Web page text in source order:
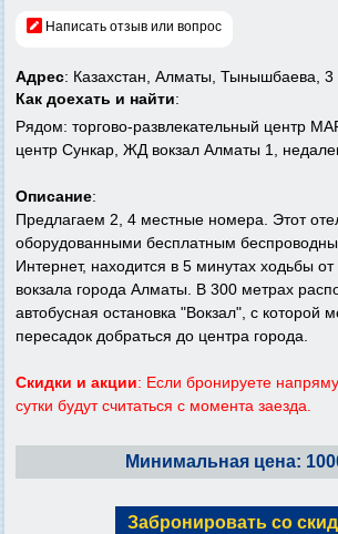
Написать отзыв или вопрос
Адрес: Казахстан, Алматы, Тынышбаева, 3
Как доехать и найти:
Рядом: торгово-развлекательный центр
центр Сункар, ЖД вокзал Алматы 1,
Описание:
Предлагаем 2, 4 местные номера. Этот
оборудованными бесплатным
Интернет, находится в 5 минутах ходьбы
вокзала города Алматы. В 300 метрах
автобусная остановка "Вокзал", с которой
пересадок добраться до центра города.
Скидки и акции: Если бронируете
сутки будут считаться с момента заезда.
Минимальная цена:
Забронировать со